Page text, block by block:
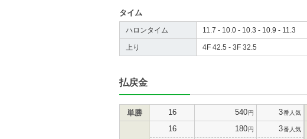
タイム
ハロンタイム 11.7 - 10.0 - 10.3 - 10.9 - 11.3
上り 4F 42.5 - 3F 32.5
払戻金
単勝 16 540円 3番人気
16 180円 3番人気